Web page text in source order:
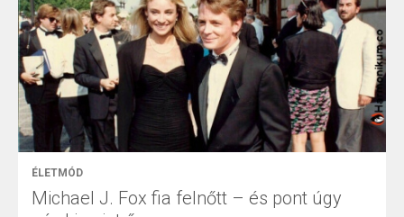
ÉLETMÓD
Michael J. Fox fia felnőtt – és pont úgy